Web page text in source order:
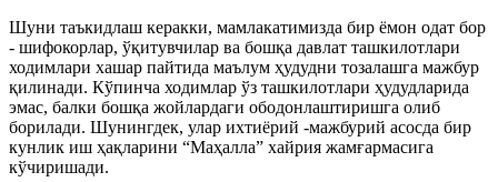
Шуни таъкидлаш керакки, мамлакатимизда бир ёмон одат бор
- шифокорлар, ўқитувчилар ва бошқа давлат ташкилотлари
ходимлари хашар пайтида маълум ҳудудни тозалашга мажбур
қилинади. Кўпинча ходимлар ўз ташкилотлари ҳудудларида
эмас, балки бошқа жойлардаги ободонлаштиришга олиб
борилади. Шунингдек, улар ихтиёрий -мажбурий асосда бир
кунлик иш ҳақларини “Маҳалла” хайрия жамғармасига
кўчиришади.